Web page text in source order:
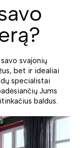
svajonių
bet ir idealiai
specialistai
Jums
baldus.